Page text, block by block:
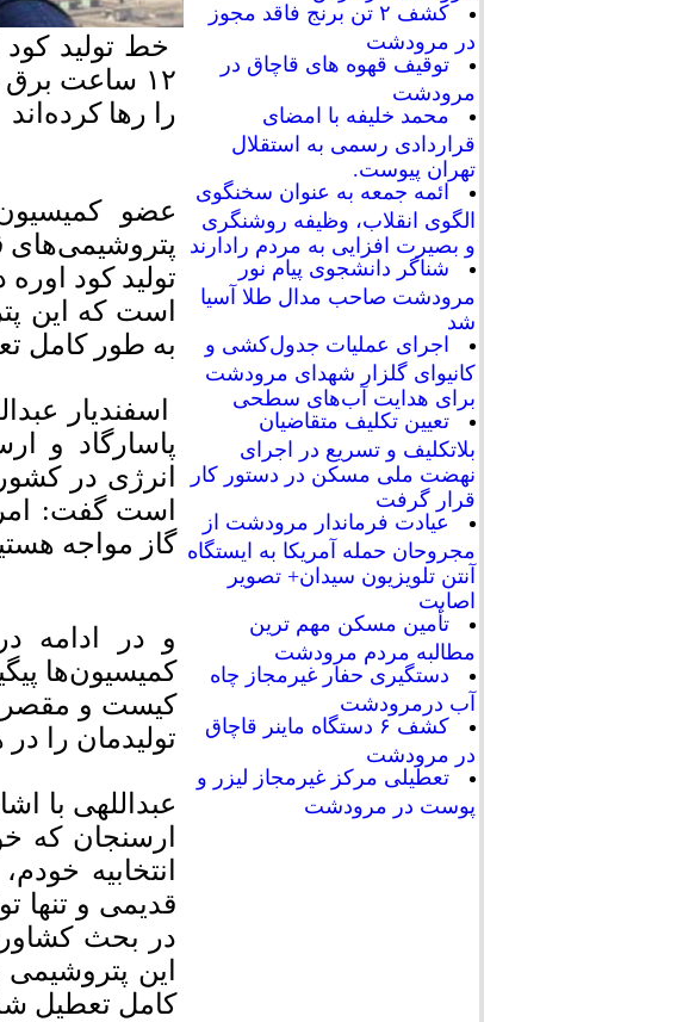
کشف ۲ تن برنج فاقد مجوز
در مرودشت
توقیف قهوه های قاچاق در
مرودشت
محمد خلیفه با امضای
قراردادی رسمی به استقلال
تهران پیوست.
ائمه جمعه به عنوان سخنگوی
الگوی انقلاب، وظیفه روشنگری
و بصیرت افزایی به مردم رادارند
شناگر دانشجوی پیام نور
مرودشت صاحب مدال طلا آسیا
شد
اجرای عملیات جدول‌کشی و
کانیوای گلزار شهدای مرودشت
برای هدایت آب‌های سطحی
تعیین تکلیف متقاضیان
بلاتکلیف و تسریع در اجرای
نهضت ملی مسکن در دستور کار
قرار گرفت
عیادت فرماندار مرودشت از
مجروحان حمله آمریکا به ایستگاه
آنتن تلویزیون سیدان+ تصویر
اصابت
تأمین مسکن مهم ترین
مطالبه مردم مرودشت
دستگیری حفار غیرمجاز چاه
آب درمرودشت
کشف ۶ دستگاه ماینر قاچاق
در مرودشت
تعطیلی مرکز غیرمجاز لیزر و
پوست در مرودشت
خط تولید
۱۲ ساعت
را رها کرده‌اند
عضو
پتروشیمی‌های
تولید کود
به طور کامل
اسفندیار
پاسارگاد و
انرژی در
است گفت:
گاز مواجه
و در ادامه
کمیسیون‌ها
کیست و
تولیدمان را
عبداللهی با
ارسنجان که
انتخابیه
قدیمی و تنها
در بحث
کامل تعطیل